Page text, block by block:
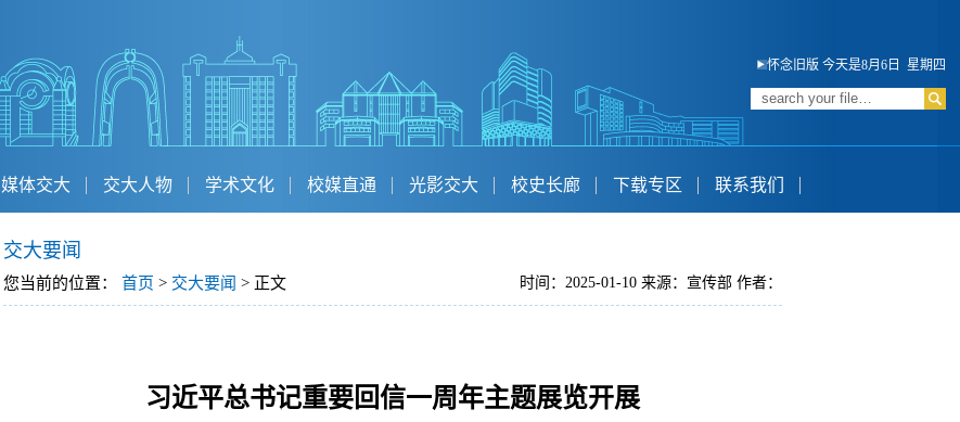
怀念旧版 今天是8月6日 星期四
媒体交大 交大人物 学术文化 校媒直通 光影交大 校史长廊 下载专区 联系我们
交大要闻
您当前的位置： 首页 > 交大要闻 > 正文 时间：2025-01-10 来源：宣传部 作者：
习近平总书记重要回信一周年主题展览开展